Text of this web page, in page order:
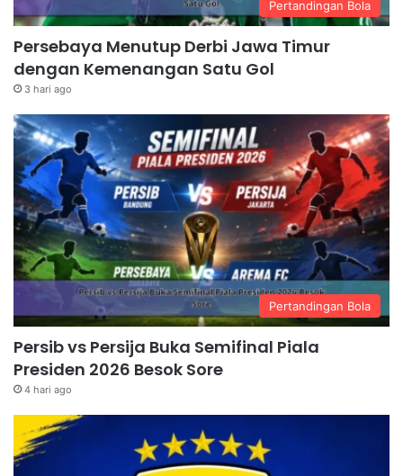
Pertandingan Bola
Persebaya Menutup Derbi Jawa Timur
dengan Kemenangan Satu Gol
3 hari ago
Pertandingan Bola
Persib vs Persija Buka Semifinal Piala
Presiden 2026 Besok Sore
4 hari ago